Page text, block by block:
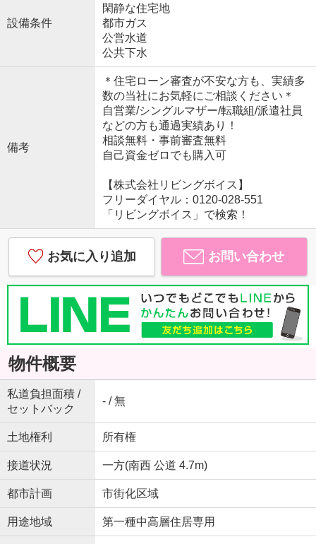
設備条件
閑静な住宅地
都市ガス
公営水道
公共下水
備考
＊住宅ローン審査が不安な方も、実績多
数の当社にお気軽にご相談ください＊
自営業/シングルマザー/転職組/派遣社員
などの方も通過実績あり！
相談無料・事前審査無料
自己資金ゼロでも購入可
【株式会社リビングボイス】
フリーダイヤル：0120-028-551
「リビングボイス」で検索！
お気に入り追加 お問い合わせ
物件概要
私道負担面積 /
セットバック
- / 無
土地権利 所有権
接道状況 一方(南西 公道 4.7m)
都市計画 市街化区域
用途地域 第一種中高層住居専用